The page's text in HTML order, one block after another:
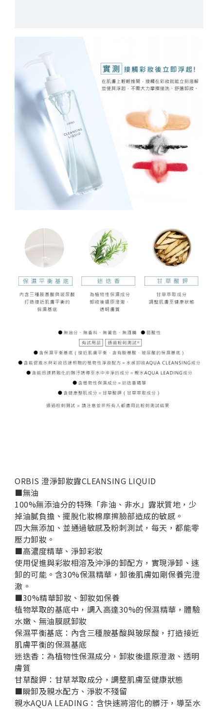
ORBIS 澄淨卸妝露CLEANSING LIQUID
■無油
100%無添油分的特殊「非油、非水」露狀質地，少
掉油膩負擔、擺脫化妝棉摩擦臉部造成的敏感。
四大無添加、並通過敏感及粉刺測試，每天，都能零
壓力卸妝。
■高濃度精華、淨卸彩妝
使用促進與彩妝相溶及沖淨的卸配方，實現淨卸、速
卸的可能。含30%保濕精華，卸後肌膚如剛保養完澄
澈。
■30%精華卸妝、卸妝如保養
植物萃取的基底中，調入高達30%的保濕精華，體驗
水嫩、無油膜感卸妝
保濕平衡基底： 內含三種胺基酸與玻尿酸，打造接近
肌膚平衡的保濕基底
迷迭香： 為植物性保濕成分，卸妝後還原澄澈、透明
膚質
甘草酸鉀： 甘草萃取成分，調整肌膚至健康狀態
■瞬卸及親水配方、淨妝不殘留
親水AQUA LEADING： 含快速將溶化的髒汙 ， 導至水